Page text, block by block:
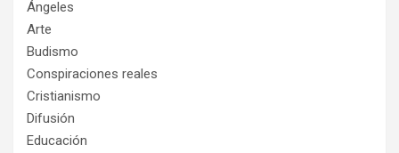
Ángeles
Arte
Budismo
Conspiraciones reales
Cristianismo
Difusión
Educación